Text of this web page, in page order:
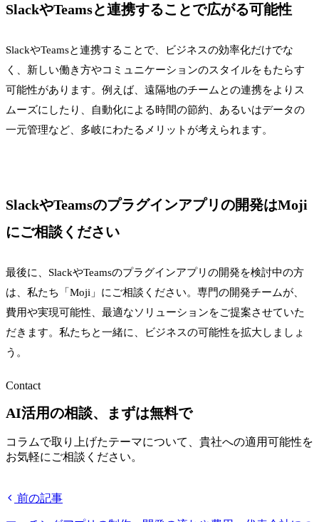
SlackやTeamsと連携することで広がる可能性
SlackやTeamsと連携することで、ビジネスの効率化だけでな
く、新しい働き方やコミュニケーションのスタイルをもたらす
可能性があります。例えば、遠隔地のチームとの連携をよりス
ムーズにしたり、自動化による時間の節約、あるいはデータの
一元管理など、多岐にわたるメリットが考えられます。
SlackやTeamsのプラグインアプリの開発はMoji
にご相談ください
最後に、SlackやTeamsのプラグインアプリの開発を検討中の方
は、私たち「Moji」にご相談ください。専門の開発チームが、
費用や実現可能性、最適なソリューションをご提案させていた
だきます。私たちと一緒に、ビジネスの可能性を拡大しましょ
う。
Contact
AI活用の相談、まずは無料で
コラムで取り上げたテーマについて、貴社への適用可能性を
お気軽にご相談ください。
前の記事